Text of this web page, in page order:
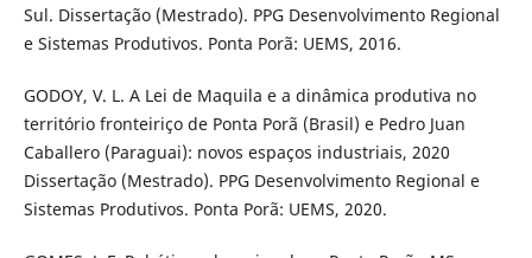
Sul. Dissertação (Mestrado). PPG Desenvolvimento Regional
e Sistemas Produtivos. Ponta Porã: UEMS, 2016.
GODOY, V. L. A Lei de Maquila e a dinâmica produtiva no
território fronteiriço de Ponta Porã (Brasil) e Pedro Juan
Caballero (Paraguai): novos espaços industriais, 2020
Dissertação (Mestrado). PPG Desenvolvimento Regional e
Sistemas Produtivos. Ponta Porã: UEMS, 2020.